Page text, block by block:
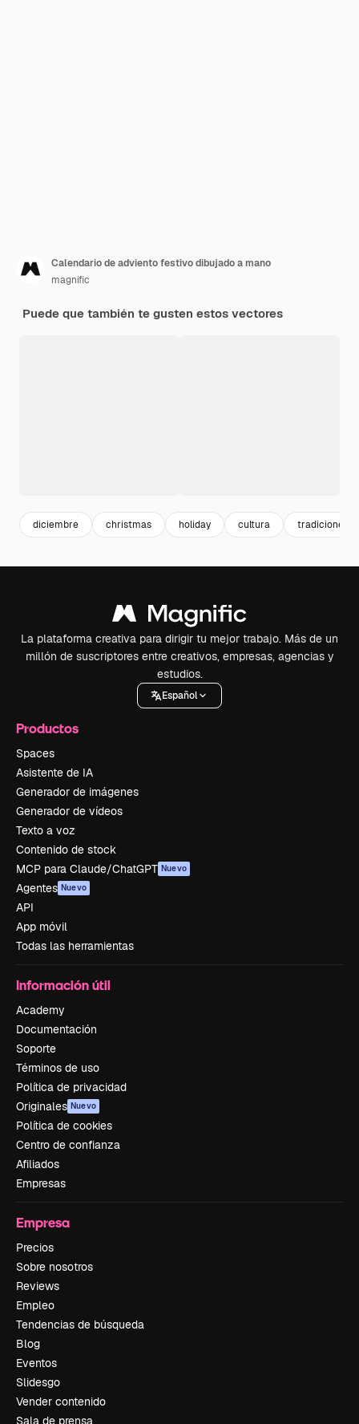
Calendario de adviento festivo dibujado a mano
magnific
Puede que también te gusten estos vectores
diciembre christmas holiday cultura tradiciones
La plataforma creativa para dirigir tu mejor trabajo. Más de un
millón de suscriptores entre creativos, empresas, agencias y
estudios.
Español
Productos
Spaces
Asistente de IA
Generador de imágenes
Generador de vídeos
Texto a voz
Contenido de stock
MCP para Claude/ChatGPT Nuevo
Agentes Nuevo
API
App móvil
Todas las herramientas
Información útil
Academy
Documentación
Soporte
Términos de uso
Política de privacidad
Originales Nuevo
Política de cookies
Centro de confianza
Afiliados
Empresas
Empresa
Precios
Sobre nosotros
Reviews
Empleo
Tendencias de búsqueda
Blog
Eventos
Slidesgo
Vender contenido
Sala de prensa